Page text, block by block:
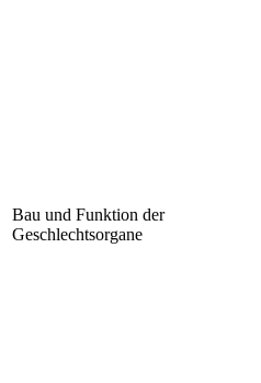
Bau und Funktion der
Geschlechtsorgane